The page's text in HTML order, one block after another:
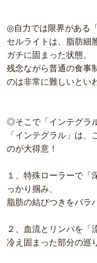
◎自力では限界がある
セルライトは、脂肪細
ガチに固まった状態。
残念ながら普通の食事
のは非常に難しいとい
◎そこで「インテグラ
「インテグラル」は
のが大得意！
１、特殊ローラーで「
っかり掴み、
脂肪の結びつきをバラ
２、血流とリンパを「
冷え固まった部分の巡